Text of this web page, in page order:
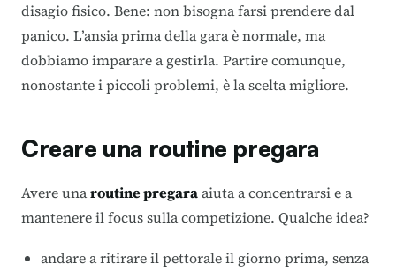
disagio fisico. Bene: non bisogna farsi prendere dal
panico. L’ansia prima della gara è normale, ma
dobbiamo imparare a gestirla. Partire comunque,
nonostante i piccoli problemi, è la scelta migliore.
Creare una routine pregara
Avere unaroutine pregaraaiuta a concentrarsi e a
mantenere il focus sulla competizione. Qualche idea?
andare a ritirare il pettorale il giorno prima, senza